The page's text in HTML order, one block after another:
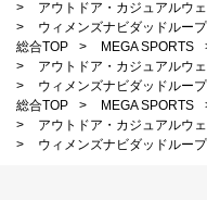
>
アウトドア・カジュアルウ
>
ウィメンズナビダッドルー
総合TOP
> MEGA SPORTS
>
アウトドア・カジュアルウ
>
ウィメンズナビダッドルー
総合TOP
> MEGA SPORTS
>
アウトドア・カジュアルウ
>
ウィメンズナビダッドルー